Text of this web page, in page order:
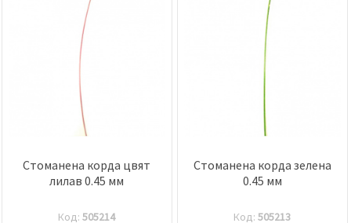
Стоманена корда цвят
лилав 0.45 мм
Код:505214
Стоманена корда зелена
0.45 мм
Код:505213